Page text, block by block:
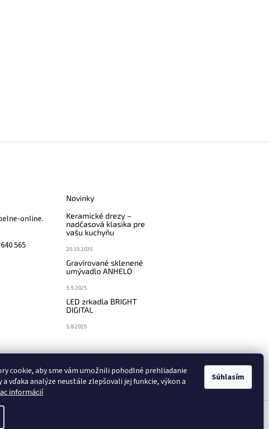
cookie, aby sme vám umožnili pohodlné prehliadanie
vďaka analýze neustále zlepšovali jej funkcie, výkon a
informácií
Súhlasím
online.
565
Novinky
Keramické drezy –
nadčasová klasika pre
vašu kuchyňu
20.10.2025
Gravírované sklenené
umývadlo ANHELO
5.9.2025
LED zrkadla BRIGHT
DIGITAL
5.8.2025